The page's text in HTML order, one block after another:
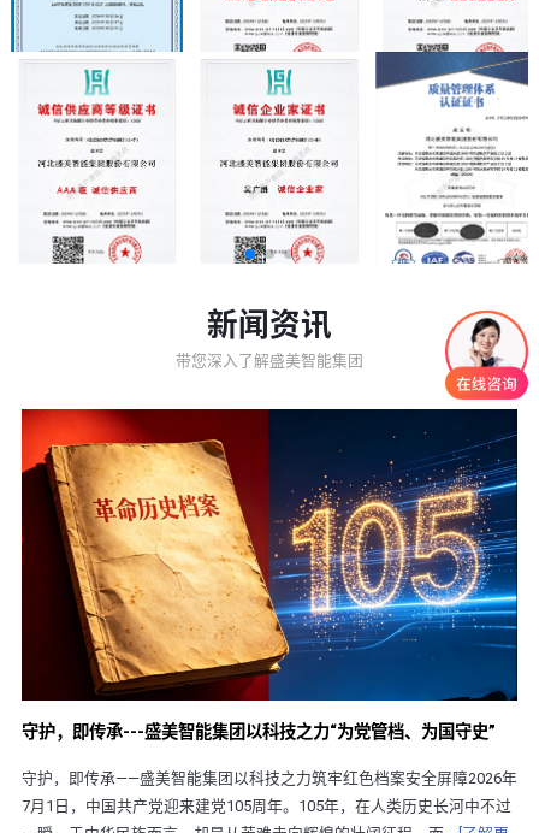
新闻资讯
带您深入了解盛美智能集团
守护，即传承---盛美智能集团以科技之力“为党管档、为国守史”
守护，即传承——盛美智能集团以科技之力筑牢红色档案安全屏障2026年
7月1日，中国共产党迎来建党105周年。105年，在人类历史长河中不过